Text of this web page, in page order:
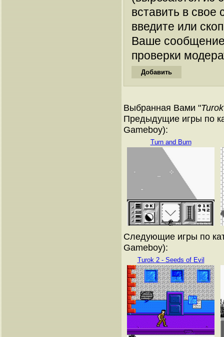
вставить в
введите или
Ваше
проверки
Выбранная Вами "
Предыдущие игры по
Gameboy):
Turn and Burn
Следующие игры по
Gameboy):
Turok 2 - Seeds of Evil